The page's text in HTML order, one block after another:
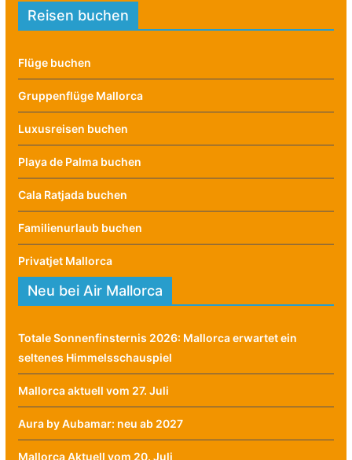
Reisen buchen
Flüge buchen
Gruppenflüge Mallorca
Luxusreisen buchen
Playa de Palma buchen
Cala Ratjada buchen
Familienurlaub buchen
Privatjet Mallorca
Neu bei Air Mallorca
Totale Sonnenfinsternis 2026: Mallorca erwartet ein
seltenes Himmelsschauspiel
Mallorca aktuell vom 27. Juli
Aura by Aubamar: neu ab 2027
Mallorca Aktuell vom 20. Juli